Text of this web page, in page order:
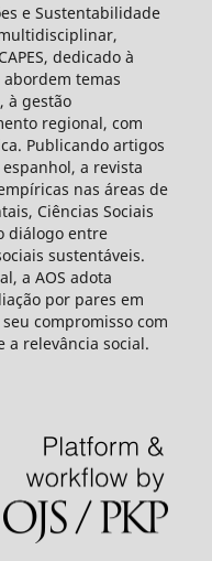
e Sustentabilidade
dedicado à
temas
à gestão
regional, com
Publicando artigos
a revista
nas áreas de
Ciências Sociais
diálogo entre
sustentáveis.
a AOS adota
por pares em
compromisso com
a relevância social.